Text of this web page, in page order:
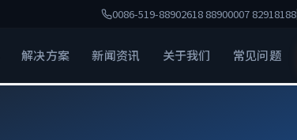
0086-519-88902618 88900007 82918188
解决方案 新闻资讯 关于我们 常见问题